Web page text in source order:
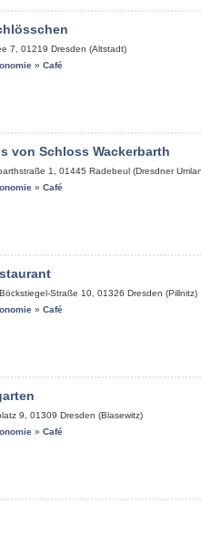
7 01219 Dresden (Altstadt)
» Café
von Schloss Wackerbarth
1 01445 Radebeul (Dresdner
» Café
Straße 10 01326 Dresden (Pillnitz)
» Café
9 01309 Dresden (Blasewitz)
» Café